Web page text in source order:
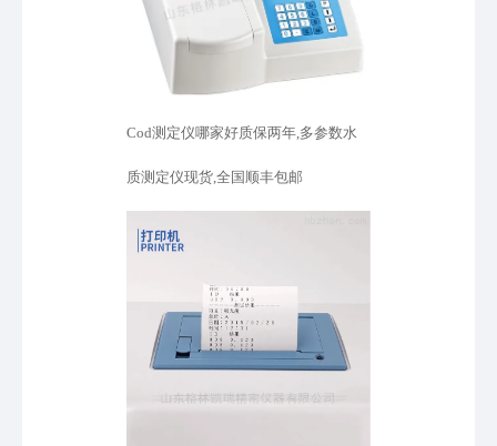
Cod测定仪哪家好质保两年,多参数水
质测定仪现货,全国顺丰包邮